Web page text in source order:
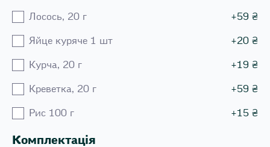
Лосось, 20 г +59 ₴
Яйце куряче 1 шт +20 ₴
Курча, 20 г +19 ₴
Креветка, 20 г +59 ₴
Рис 100 г +15 ₴
Комплектація